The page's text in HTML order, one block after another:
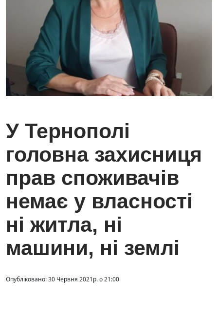
У Тернополі
головна захисниця
прав споживачів
немає у власності
ні житла, ні
машини, ні землі
Опубліковано: 30 Червня 2021р. о 21:00